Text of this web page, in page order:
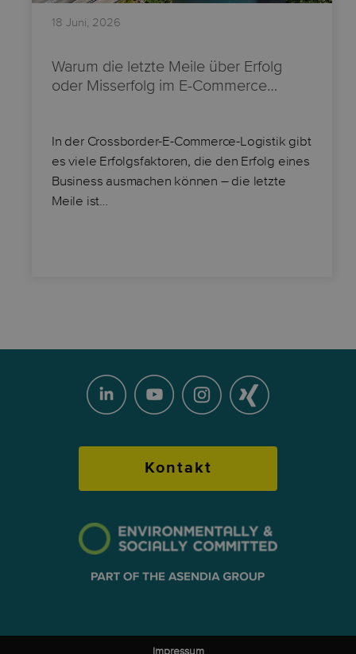
18 Juni, 2026
Warum die letzte Meile über Erfolg
oder Misserfolg im E-Commerce…
In der Crossborder-E-Commerce-Logistik gibt
es viele Erfolgsfaktoren, die den Erfolg eines
Business ausmachen können – die letzte
Meile ist…
Kontakt
Impressum